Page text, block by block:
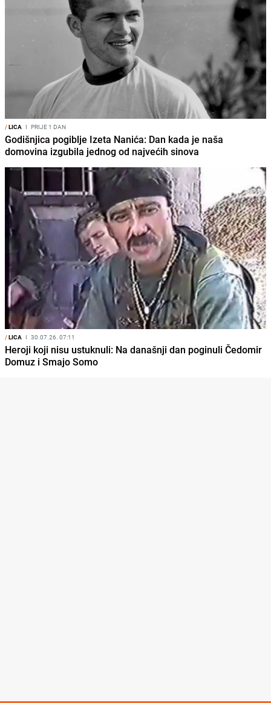
/LICA I PRIJE 1 DAN
Godišnjica pogiblje Izeta Nanića: Dan kada je naša
domovina izgubila jednog od najvećih sinova
/LICA I 30.07.26. 07:11
Heroji koji nisu ustuknuli: Na današnji dan poginuli Čedomir
Domuz i Smajo Somo